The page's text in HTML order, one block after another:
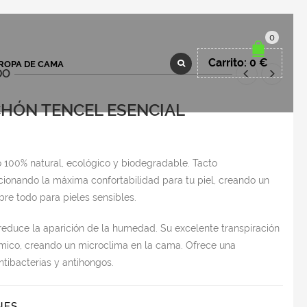
DE CAMA
0
Carrito: 0 €
TENCEL ESENCIAL
natural, ecológico y biodegradable. Tacto
la máxima confortabilidad para tu piel, creando un
todo para pieles sensibles.
la aparición de la humedad. Su excelente transpiración
creando un microclima en la cama. Ofrece una
y antihongos.